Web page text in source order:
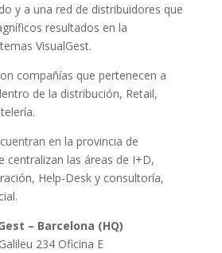
y a una red de distribuidores que
resultados en la
VisualGest.
compañías que pertenecen a
de la distribución, Retail,
en la provincia de
centralizan las áreas de I+D,
Help-Desk y consultoría,
– Barcelona (HQ)
234 Oficina E